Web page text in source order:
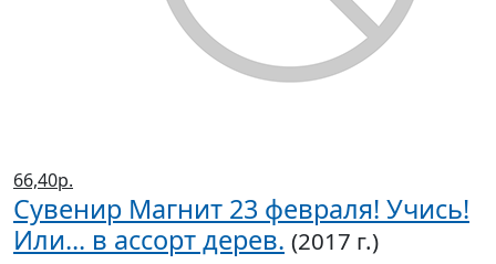
66,40р.
Сувенир Магнит 23 февраля! Учись!
Или... в ассорт дерев. (2017 г.)